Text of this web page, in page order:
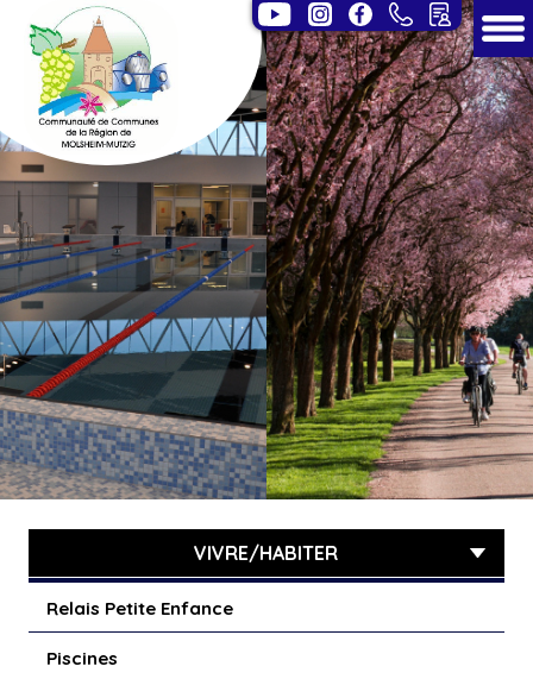
VIVRE/HABITER
Relais Petite Enfance
Piscines